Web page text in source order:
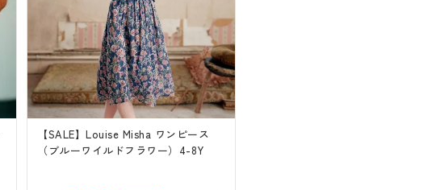
【SALE】Louise Misha ワンピース
（ブルーワイルドフラワー）4-8Y